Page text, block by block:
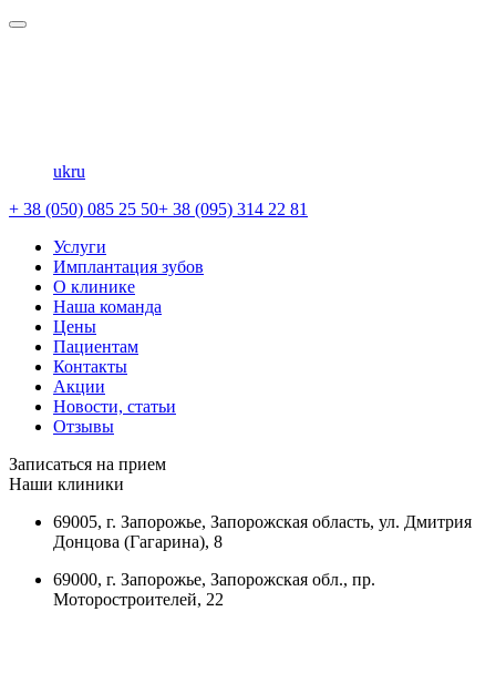
ukru
+ 38 (050) 085 25 50+ 38 (095) 314 22 81
Услуги
Имплантация зубов
О клинике
Наша команда
Цены
Пациентам
Контакты
Акции
Новости, статьи
Отзывы
Записаться на прием
Наши клиники
69005, г. Запорожье, Запорожская область, ул. Дмитрия
Донцова (Гагарина), 8
69000, г. Запорожье, Запорожская обл., пр.
Моторостроителей, 22